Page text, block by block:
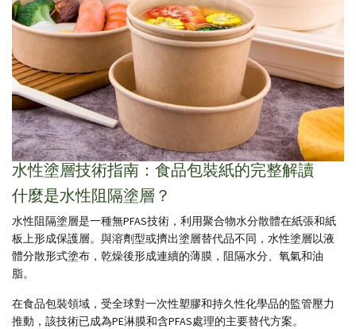
水性塗層技術指南：食品包裝紙的完整解讀
什麼是水性阻隔塗層？
水性阻隔塗層是一種無PFAS技術，利用聚合物水分散體在紙張和紙
板上形成保護層。與溶劑型或擠出塗層替代品不同，水性塗層以液
體分散形式塗布，乾燥後形成連續的薄膜，阻隔水分、氧氣和油
脂。
在食品包裝領域，受全球對一次性塑膠和持久性化學品的監管壓力
推動，該技術已成為PE淋膜和含PFAS處理的主要替代方案。